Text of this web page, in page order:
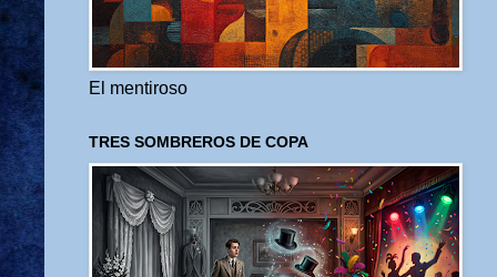
El mentiroso
TRES SOMBREROS DE COPA